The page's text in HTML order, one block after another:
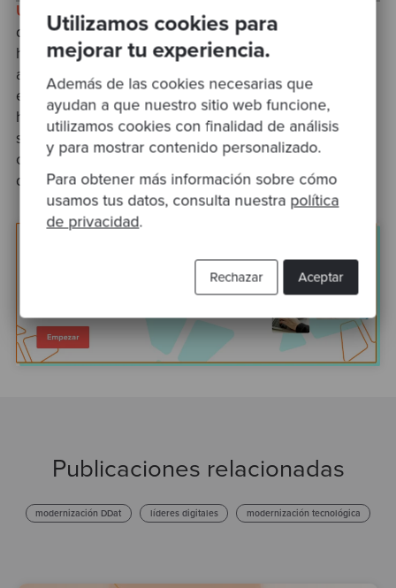
Utilizamos cookies para
mejorar tu experiencia.
Además de las cookies necesarias que
ayudan a que nuestro sitio web funcione,
utilizamos cookies con finalidad de análisis
y para mostrar contenido personalizado.
Para obtener más información sobre cómo
usamos tus datos, consulta nuestra política
de privacidad.
Aceptar
Rechazar
Una década de crecimiento sostenido
década de socios de confianza. Con estos socios,
hemos podido desarrollar un enfoque distintivo para
abordar desafíos tecnológicos persistentes y
emergentes. Ya sea la modernización de sistemas
heredados complejos, el desarrollo de productos y
servicios altamente escalables o el fomento de las
capacidades del equipo, Codurance se enorgullece
de reflexionar sobre sus 10 años de progreso.
Publicaciones relacionadas
modernización DDat líderes digitales modernización tecnológica